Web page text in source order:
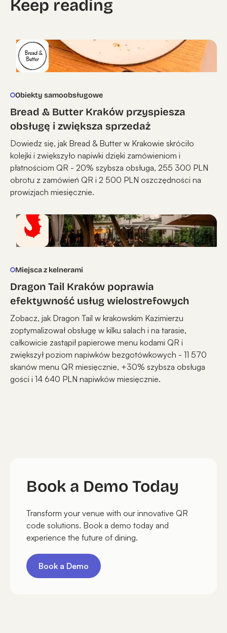
Keep reading
Obiekty samoobsługowe
Bread & Butter Kraków przyspiesza
obsługę i zwiększa sprzedaż
Dowiedz się, jak Bread & Butter w Krakowie skróciło
kolejki i zwiększyło napiwki dzięki zamówieniom i
płatnościom QR - 20% szybsza obsługa, 255 300 PLN
obrotu z zamówień QR i 2 500 PLN oszczędności na
prowizjach miesięcznie.
Miejsca z kelnerami
Dragon Tail Kraków poprawia
efektywność usług wielostrefowych
Zobacz, jak Dragon Tail w krakowskim Kazimierzu
zoptymalizował obsługę w kilku salach i na tarasie,
całkowicie zastąpił papierowe menu kodami QR i
zwiększył poziom napiwków bezgotówkowych - 11 570
skanów menu QR miesięcznie, +30% szybsza obsługa
gości i 14 640 PLN napiwków miesięcznie.
Book a Demo Today
Transform your venue with our innovative QR
code solutions. Book a demo today and
experience the future of dining.
Book a Demo